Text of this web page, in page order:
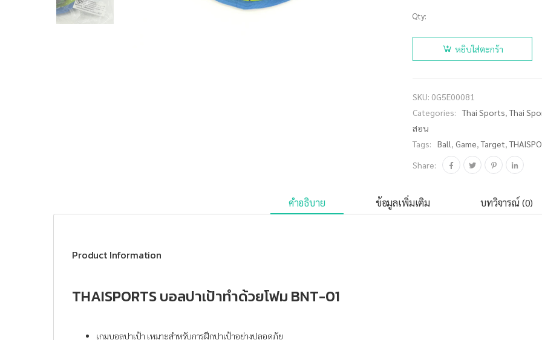
Qty:
จำนวน
THAISPORTS
บอลปาเป้า หยิบใส่ตะกร้า
SKU: 0G5E00081
Categories:
Thai Sports,Thai
สอน
Tags:
Ball, Game,Target,
Share:
คำอธิบาย ข้อมูลเพิ่มเติม บทวิจารณ์ (0)
Product Information
THAISPORTS บอลปาเป้าทำด้วยโฟม BNT-01
เกมบอลปาเป้า เหมาะสำหรับการฝึกปาเป้าอย่างปลอดภัย